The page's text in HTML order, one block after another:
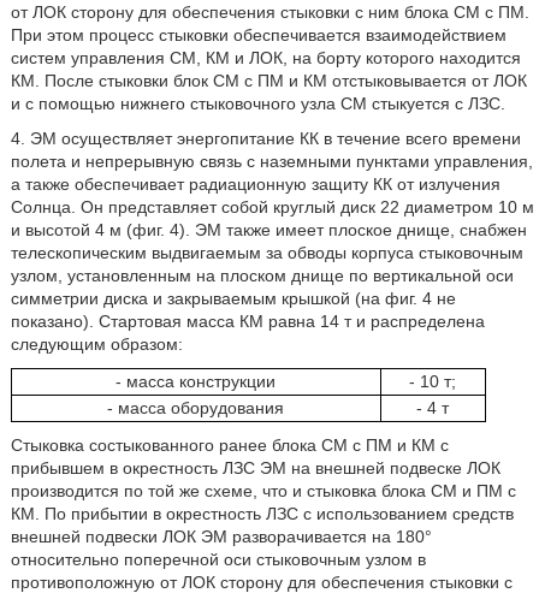
от ЛОК сторону для обеспечения стыковки с ним блока СМ с ПМ.
При этом процесс стыковки обеспечивается взаимодействием
систем управления СМ, КМ и ЛОК, на борту которого находится
КМ. После стыковки блок СМ с ПМ и КМ отстыковывается от ЛОК
и с помощью нижнего стыковочного узла СМ стыкуется с ЛЗС.
4. ЭМ осуществляет энергопитание КК в течение всего времени
полета и непрерывную связь с наземными пунктами управления,
а также обеспечивает радиационную защиту КК от излучения
Солнца. Он представляет собой круглый диск 22 диаметром 10 м
и высотой 4 м (фиг. 4). ЭМ также имеет плоское днище, снабжен
телескопическим выдвигаемым за обводы корпуса стыковочным
узлом, установленным на плоском днище по вертикальной оси
симметрии диска и закрываемым крышкой (на фиг. 4 не
показано). Стартовая масса КМ равна 14 т и распределена
следующим образом:
- масса конструкции
- 10 т;
- масса оборудования
- 4 т
Стыковка состыкованного ранее блока СМ с ПМ и КМ с
прибывшем в окрестность ЛЗС ЭМ на внешней подвеске ЛОК
производится по той же схеме, что и стыковка блока СМ и ПМ с
КМ. По прибытии в окрестность ЛЗС с использованием средств
внешней подвески ЛОК ЭМ разворачивается на 180°
относительно поперечной оси стыковочным узлом в
противоположную от ЛОК сторону для обеспечения стыковки с